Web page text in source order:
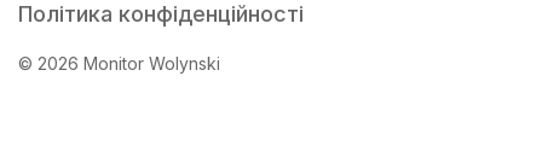
Політика конфіденційності
© 2026 Monitor Wolynski